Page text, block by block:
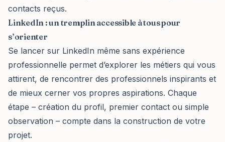
contacts reçus.
LinkedIn : un tremplin accessible à tous pour
s’orienter
Se lancer sur LinkedIn même sans expérience
professionnelle permet d’explorer les métiers qui vous
attirent, de rencontrer des professionnels inspirants et
de mieux cerner vos propres aspirations. Chaque
étape – création du profil, premier contact ou simple
observation – compte dans la construction de votre
projet.